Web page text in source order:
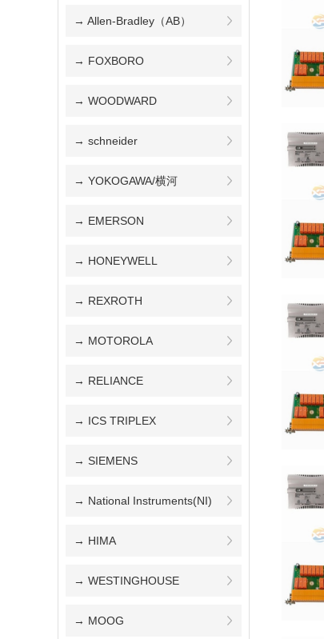
→ Allen-Bradley（AB）
→ FOXBORO
→ WOODWARD
→ schneider
→ YOKOGAWA/横河
→ EMERSON
→ HONEYWELL
→ REXROTH
→ MOTOROLA
→ RELIANCE
→ ICS TRIPLEX
→ SIEMENS
→ National Instruments(NI)
→ HIMA
→ WESTINGHOUSE
→ MOOG